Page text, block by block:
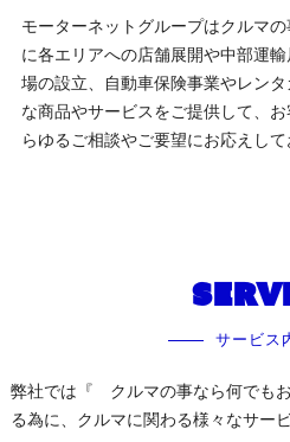
モーターネットグループはクルマ
に各エリアへの店舗展開や中部運
場の設立、自動車保険事業やレン
な商品やサービスをご提供して、
らゆるご相談やご要望にお応えして
サービス
弊社では『 クルマの事なら何でも
る為に、クルマに関わる様々なサー